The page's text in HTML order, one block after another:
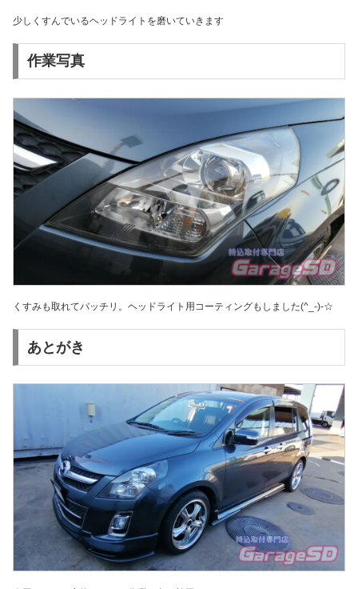
少しくすんでいるヘッドライトを磨いていきます
作業写真
くすみも取れてバッチリ。ヘッドライト用コーティングもしました(^_-)-☆
あとがき